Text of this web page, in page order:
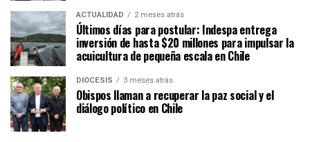
ACTUALIDAD 2 meses atrás
Últimos días para postular: Indespa entrega
inversión de hasta $20 millones para impulsar la
acuicultura de pequeña escala en Chile
DIÓCESIS 3 meses atrás
Obispos llaman a recuperar la paz social y el
diálogo político en Chile